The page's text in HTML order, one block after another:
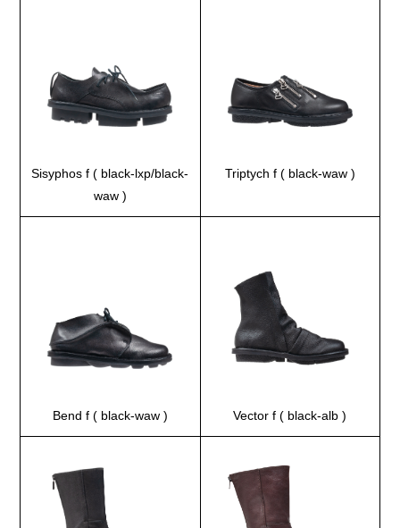
Sisyphos f ( black-lxp/black-
waw )
Triptych f ( black-waw )
Bend f ( black-waw ) Vector f ( black-alb )